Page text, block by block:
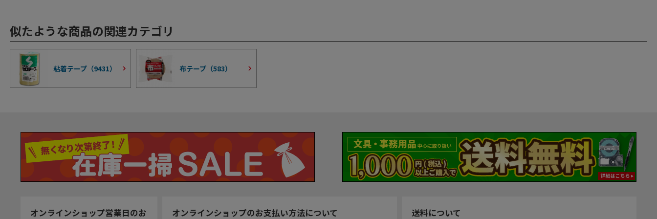
似たような商品の関連カテゴリ
粘着テープ（9431） 布テープ（583）
オンラインショップ営業日のお
オンラインショップのお支払い方法について 送料について